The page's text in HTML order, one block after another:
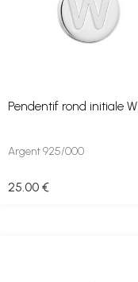
Pendentif rond initiale W
Argent 925/000
25.00 €